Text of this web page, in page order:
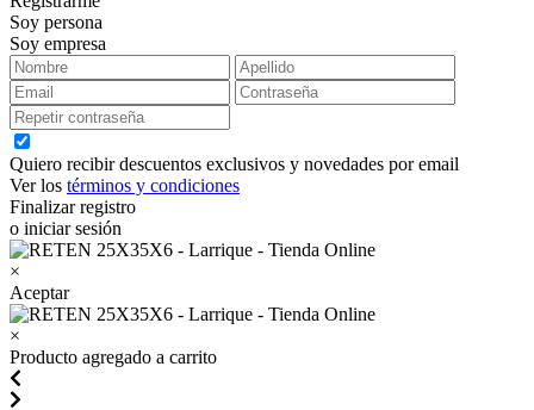
Soy persona
Soy empresa
Quiero recibir descuentos exclusivos y novedades por email
Ver los términos y condiciones
Finalizar registro
o iniciar sesión
×
Aceptar
×
Producto agregado a carrito